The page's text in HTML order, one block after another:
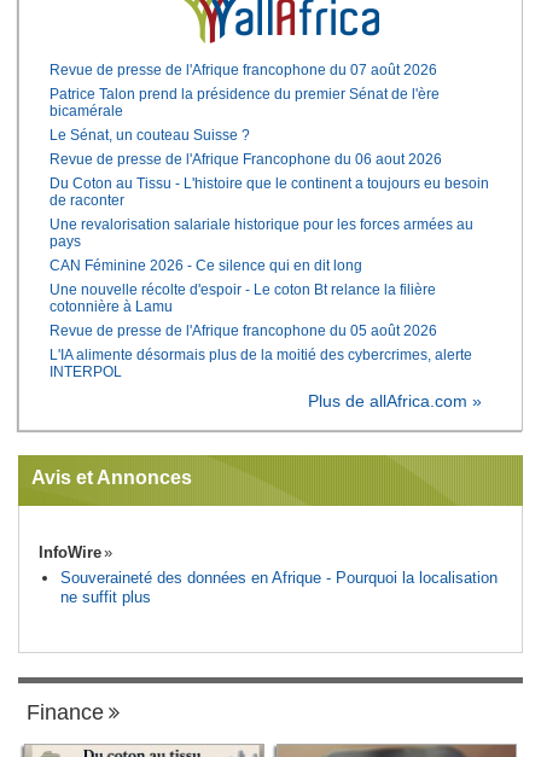
Revue de presse de l'Afrique francophone du 07 août 2026
Patrice Talon prend la présidence du premier Sénat de l'ère
bicamérale
Le Sénat, un couteau Suisse ?
Revue de presse de l'Afrique Francophone du 06 aout 2026
Du Coton au Tissu - L'histoire que le continent a toujours eu besoin
de raconter
Une revalorisation salariale historique pour les forces armées au
pays
CAN Féminine 2026 - Ce silence qui en dit long
Une nouvelle récolte d'espoir - Le coton Bt relance la filière
cotonnière à Lamu
Revue de presse de l'Afrique francophone du 05 août 2026
L'IA alimente désormais plus de la moitié des cybercrimes, alerte
INTERPOL
Plus de allAfrica.com »
Avis et Annonces
InfoWire
Souveraineté des données en Afrique - Pourquoi la localisation
ne suffit plus
Finance